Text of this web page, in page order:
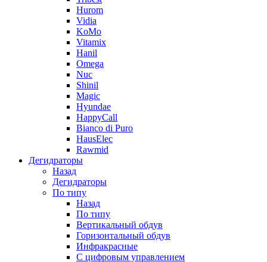
Hurom
Vidia
KoMo
Vitamix
Hanil
Omega
Nuc
Shinil
Magic
Hyundae
HappyCall
Bianco di Puro
HausElec
Rawmid
Дегидраторы
Назад
Дегидраторы
По типу
Назад
По типу
Вертикальный обдув
Горизонтальный обдув
Инфракрасные
С цифровым управлением